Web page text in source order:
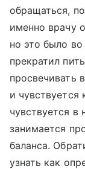
обращаться,
именно врачу
но это было во
прекратил
просвечивать
и чувствуется
чувствуется в
занимается
баланса.
узнать как